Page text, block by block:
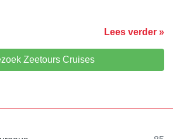
Lees verder »
Zeetours Cruises